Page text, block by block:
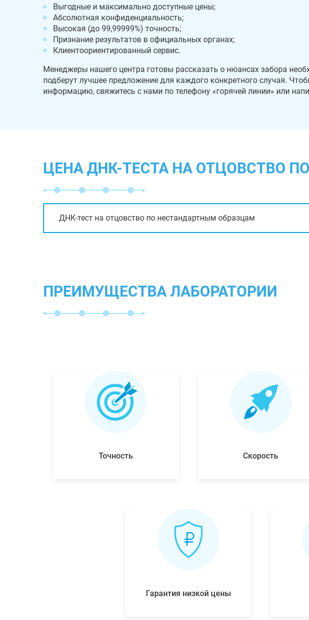
Выгодные и максимально доступные цены;
Абсолютная конфиденциальность;
Высокая (до 99,99999%) точность;
Признание результатов в официальных органах;
Клиентоориентированный сервис.
Менеджеры нашего центра готовы рассказать о нюансах забора
подберут лучшее предложение для каждого конкретного случая.
информацию, свяжитесь с нами по телефону «горячей линии» или
ЦЕНА ДНК-ТЕСТА НА ОТЦОВСТВО
ДНК-тест на отцовство по нестандартным образцам
ПРЕИМУЩЕСТВА ЛАБОРАТОРИИ
Точность Скорость
Гарантия низкой цены